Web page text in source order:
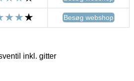
Besøg webshop
inkl. gitter